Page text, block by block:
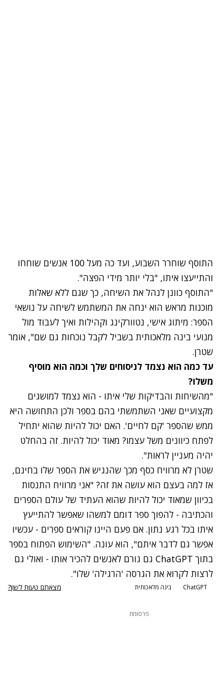
התוסף שוחרר השבוע, ועד כה מעל 100 אנשים שוחחו
והתייעצו איתו, "בלי יותר מידי הפצה".
"התוסף כוונן לנהל את השיחה, כך שגם ללא שאלות
מוכנות מראש הוא ינחה את המשתמש לשיחה על נושאי
הספר: מיתוג אישי, נטוורקינג וקהילות ואיך לעבוד מול
מנועי בינה מלאכותית בשביל לקבל נוכחות גם שם", אומר
שטרן.
עד כמה הוא נצמד לניסוחים שלך וכמה הוא מוסיף
משלו?
"מהשיחות והבדיקות שלי איתו - הוא נצמד למושגים
מקצועיים שאני השתמשתי בהם בספר ולכן התחושה היא
ממש שהספר 'קם לחיים'. האם יכול להיות שהוא יתחיל
לפתח כיוונים משל עצמו? מאוד יכול להיות. זה בהחלט
יהיה מעניין לראות".
שטרן לא מרוויח כסף מכך שהנגיש את הספר שלו בחינם,
אז למה בעצם הוא עושה את זה? "אני מרוויח התנסות
בכיוון שמאוד יכול להיות שהוא העתיד של עולם הספרים
והכתיבה - להפוך ספר דומם למשהו שאפשר להתייעץ
איתו בכל רגע נתון. אם פעם היינו קוראים ספרים - עכשיו
אפשר גם לדבר איתם", הוא עונה. "השימוש הפתוח בספר
בתוך ChatGPT גם גורם לאנשים להכיר אותו - ואולי גם
לרצות לקרוא את הגרסה 'הרגילה' שלו".
ChatGPT בינה מלאכותית מצאתם טעות לשון?
פרסומת